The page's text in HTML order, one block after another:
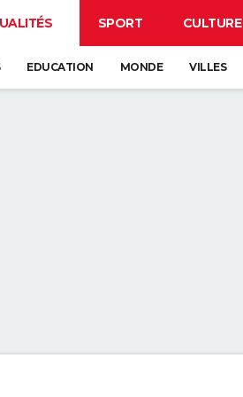
SPORT CULTURE
EDUCATION MONDE VILLES